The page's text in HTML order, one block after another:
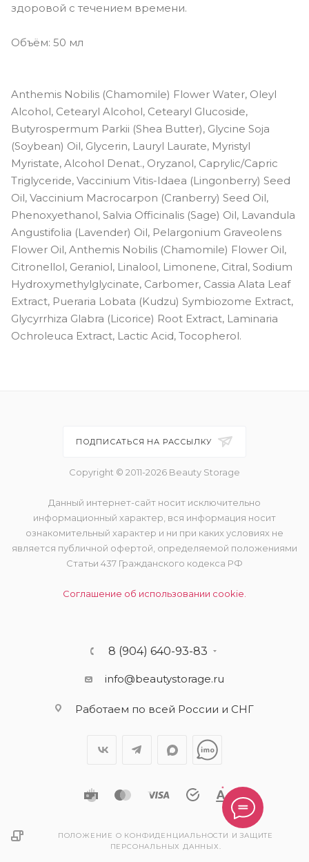
здоровой с течением времени.
Объём: 50 мл
Anthemis Nobilis (Chamomile) Flower Water, Oleyl
Alcohol, Cetearyl Alcohol, Cetearyl Glucoside,
Butyrospermum Parkii (Shea Butter), Glycine Soja
(Soybean) Oil, Glycerin, Lauryl Laurate, Myristyl
Myristate, Alcohol Denat., Oryzanol, Caprylic/Capric
Triglyceride, Vaccinium Vitis-Idaea (Lingonberry) Seed
Oil, Vaccinium Macrocarpon (Cranberry) Seed Oil,
Phenoxyethanol, Salvia Officinalis (Sage) Oil, Lavandula
Angustifolia (Lavender) Oil, Pelargonium Graveolens
Flower Oil, Anthemis Nobilis (Chamomile) Flower Oil,
Citronellol, Geraniol, Linalool, Limonene, Citral, Sodium
Hydroxymethylglycinate, Carbomer, Cassia Alata Leaf
Extract, Pueraria Lobata (Kudzu) Symbiozome Extract,
Glycyrrhiza Glabra (Licorice) Root Extract, Laminaria
Ochroleuca Extract, Lactic Acid, Tocopherol.
ПОДПИСАТЬСЯ НА РАССЫЛКУ
Copyright © 2011-2026 Beauty Storage
Данный интернет-сайт носит исключительно
информационный характер, вся информация носит
ознакомительный характер и ни при каких условиях не
является публичной офертой, определяемой положениями
Статьи 437 Гражданского кодекса РФ
Соглашение об использовании cookie.
8 (904) 640-93-83
info@beautystorage.ru
Работаем по всей России и СНГ
ПОЛОЖЕНИЕ О КОНФИДЕНЦИАЛЬНОСТИ И ЗАЩИТЕ
ПЕРСОНАЛЬНЫХ ДАННЫХ.